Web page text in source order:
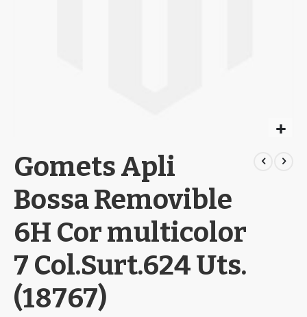
to
the
of
images
gallery
Gomets Apli
Bossa Removible
6H Cor multicolor
7 Col.Surt.624 Uts.
(18767)